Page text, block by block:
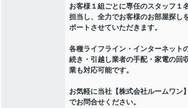
お客様１組ごとに専任のスタッフ１
担当し、全力でお客様のお部屋探し
ポートさせていただきます。
各種ライフライン・インターネット
続き・引越し業者の手配・家電の回
業も対応可能です。
お気軽に当社【株式会社ルームワン
でお問合せください。